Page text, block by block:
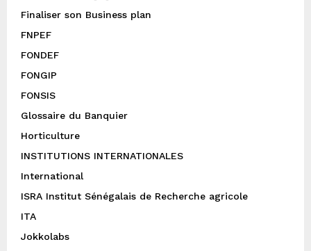
Finaliser son Business plan
FNPEF
FONDEF
FONGIP
FONSIS
Glossaire du Banquier
Horticulture
INSTITUTIONS INTERNATIONALES
International
ISRA Institut Sénégalais de Recherche agricole
ITA
Jokkolabs